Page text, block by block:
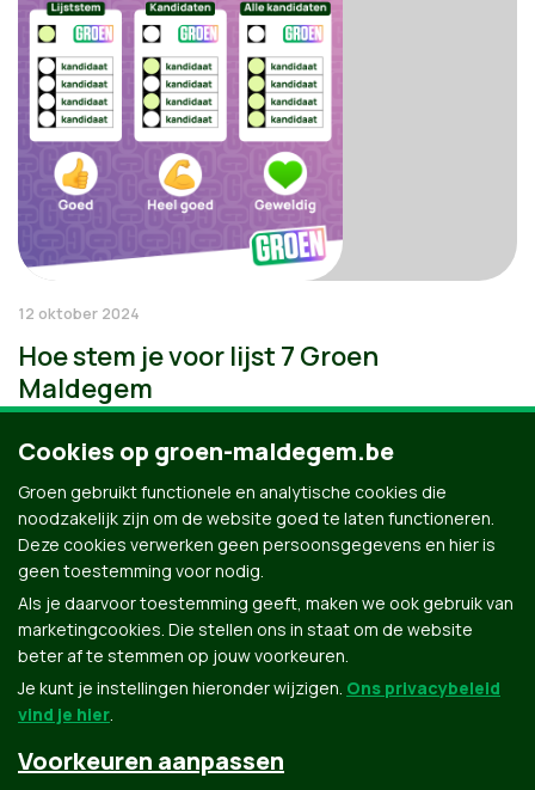
12 oktober 2024
Hoe stem je voor lijst 7 Groen
Maldegem
Groen.be
Cookies op groen-maldegem.be
Groen gebruikt functionele en analytische cookies die
noodzakelijk zijn om de website goed te laten functioneren.
Deze cookies verwerken geen persoonsgegevens en hier is
geen toestemming voor nodig.
Als je daarvoor toestemming geeft, maken we ook gebruik van
marketingcookies. Die stellen ons in staat om de website
beter af te stemmen op jouw voorkeuren.
Je kunt je instellingen hieronder wijzigen. Ons privacybeleid
vind je hier.
Voorkeuren aanpassen